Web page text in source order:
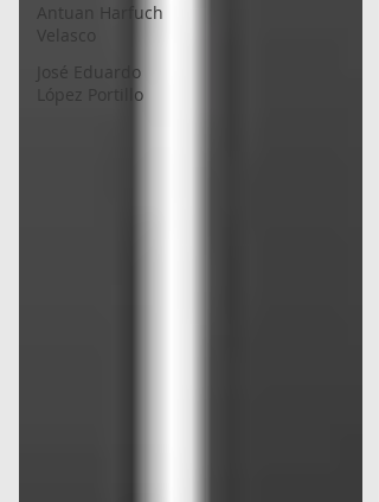
Antuan Harfuch
Velasco
José Eduardo
López Portillo